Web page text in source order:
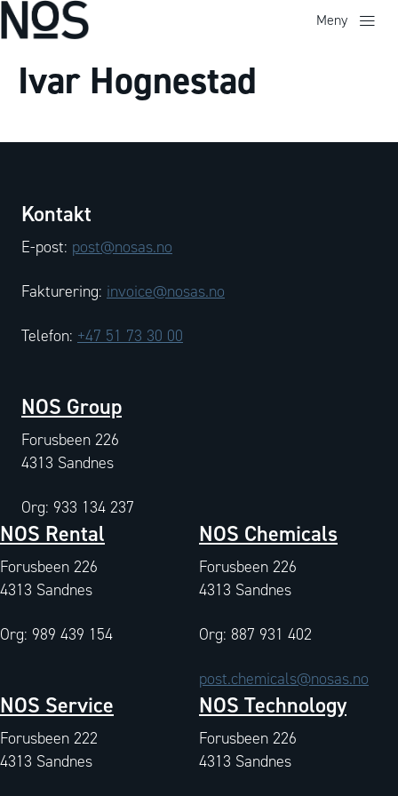
Meny
Ivar Hognestad
Kontakt
E-post: post@nosas.no
Fakturering: invoice@nosas.no
Telefon: +47 51 73 30 00
NOS Group
Forusbeen 226
4313 Sandnes
Org: 933 134 237
NOS Rental
Forusbeen 226
4313 Sandnes
Org: 989 439 154
NOS Chemicals
Forusbeen 226
4313 Sandnes
Org: 887 931 402
post.chemicals@nosas.no
NOS Service
Forusbeen 222
4313 Sandnes
NOS Technology
Forusbeen 226
4313 Sandnes